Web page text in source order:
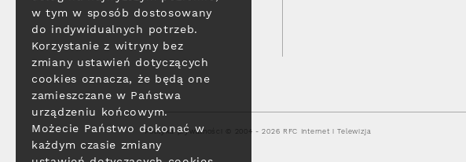
Polityka prywatności © 2004 - 2026 RFC Internet i Telewizja
w tym w sposób dostosowany
do indywidualnych potrzeb.
Korzystanie z witryny bez
zmiany ustawień dotyczących
cookies oznacza, że będą one
zamieszczane w Państwa
urządzeniu końcowym.
Możecie Państwo dokonać w
każdym czasie zmiany